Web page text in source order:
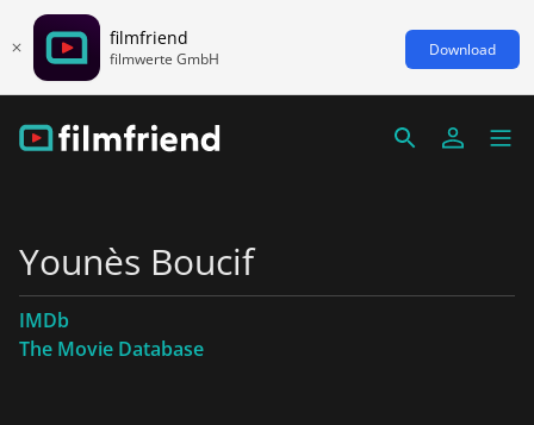
filmfriend
filmwerte GmbH Download
Younès Boucif
IMDb
The Movie Database